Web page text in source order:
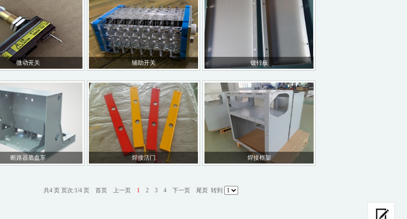
微动开关 辅助开关 镀锌板
断路器底盘车 焊接活门 焊接框架
共4 页 页次:1/4 页 首页 上一页 1 2 3 4 下一页 尾页 转到